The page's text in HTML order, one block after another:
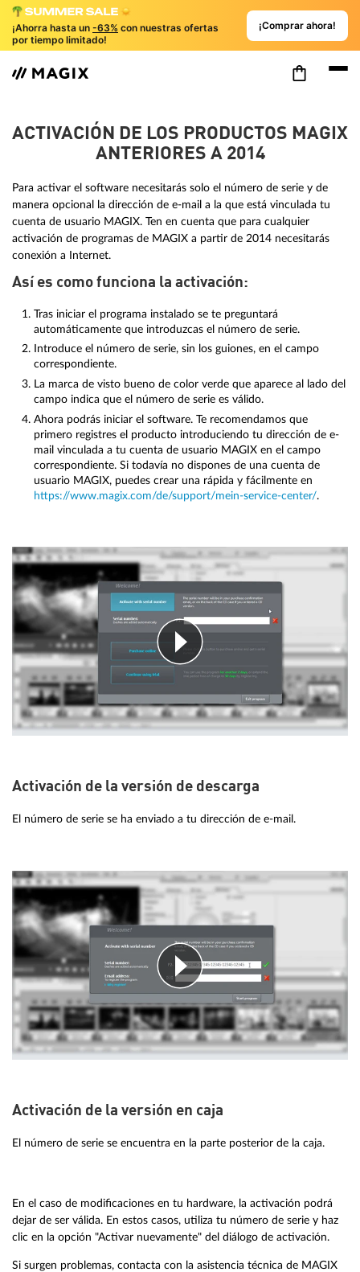
¡Ahorra hasta un -63% con nuestras ofertas
por tiempo limitado!
¡Comprar ahora!
ACTIVACIÓN DE LOS PRODUCTOS MAGIX
ANTERIORES A 2014
Para activar el software necesitarás solo el número de serie y de
manera opcional la dirección de e-mail a la que está vinculada tu
cuenta de usuario MAGIX. Ten en cuenta que para cualquier
activación de programas de MAGIX a partir de 2014 necesitarás
conexión a Internet.
Así es como funciona la activación:
Tras iniciar el programa instalado se te preguntará
automáticamente que introduzcas el número de serie.
Introduce el número de serie, sin los guiones, en el campo
correspondiente.
La marca de visto bueno de color verde que aparece al lado del
campo indica que el número de serie es válido.
Ahora podrás iniciar el software. Te recomendamos que
primero registres el producto introduciendo tu dirección de e-
mail vinculada a tu cuenta de usuario MAGIX en el campo
correspondiente. Si todavía no dispones de una cuenta de
usuario MAGIX, puedes crear una rápida y fácilmente en
https://www.magix.com/de/support/mein-service-center/.
Activación de la versión de descarga
El número de serie se ha enviado a tu dirección de e-mail.
Activación de la versión en caja
El número de serie se encuentra en la parte posterior de la caja.
En el caso de modificaciones en tu hardware, la activación podrá
dejar de ser válida. En estos casos, utiliza tu número de serie y haz
clic en la opción "Activar nuevamente" del diálogo de activación.
Si surgen problemas, contacta con la asistencia técnica de MAGIX